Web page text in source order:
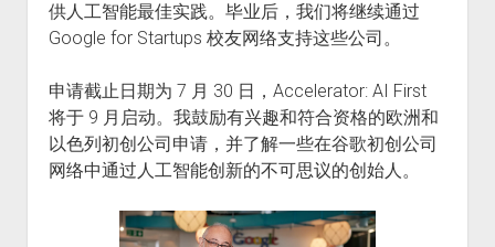
供人工智能最佳实践。毕业后，我们将继续通过
Google for Startups 校友网络支持这些公司。
申请截止日期为 7 月 30 日，Accelerator: AI First
将于 9 月启动。我鼓励有兴趣和符合资格的欧洲和
以色列初创公司申请，并了解一些在谷歌初创公司
网络中通过人工智能创新的不可思议的创始人。